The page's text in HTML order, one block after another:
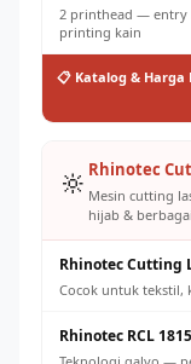
2 printhead — entry
printing kain
📋 Katalog & Harga
🔆 Rhinotec
Mesin cutting
hijab &
Rhinotec Cutting
Cocok untuk tekstil,
Rhinotec RCL